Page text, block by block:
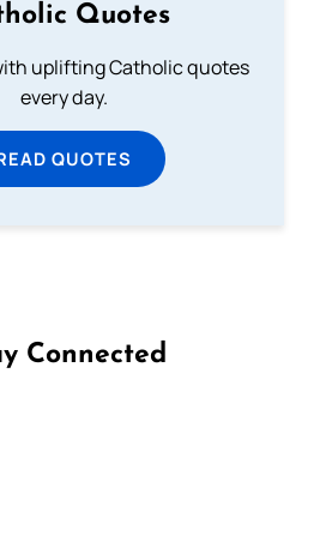
Quotes
uplifting Catholic quotes
every day.
QUOTES
Connected